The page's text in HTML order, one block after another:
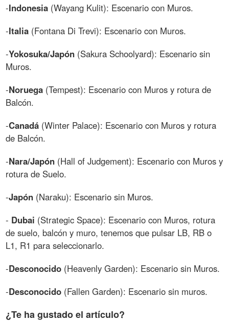
-Indonesia (Wayang Kulit): Escenario con Muros.
-Italia (Fontana Di Trevi): Escenario con Muros.
-Yokosuka/Japón (Sakura Schoolyard): Escenario sin
Muros.
-Noruega (Tempest): Escenario con Muros y rotura de
Balcón.
-Canadá (Winter Palace): Escenario con Muros y rotura
de Balcón.
-Nara/Japón (Hall of Judgement): Escenario con Muros y
rotura de Suelo.
-Japón (Naraku): Escenario sin Muros.
- Dubai (Strategic Space): Escenario con Muros, rotura
de suelo, balcón y muro, tenemos que pulsar LB, RB o
L1, R1 para seleccionarlo.
-Desconocido (Heavenly Garden): Escenario sin Muros.
-Desconocido (Fallen Garden): Escenario sin muros.
¿Te ha gustado el artículo?